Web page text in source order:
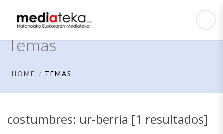
Temas
HOME TEMAS
costumbres: ur-berria [1 resultados]